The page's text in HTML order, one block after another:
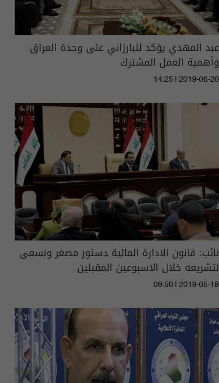
عبد المهدي يؤكد للبارزاني على وحدة العراق
وأهمية العمل المشترك
14:25 | 2019-06-20
نائب: قانون الادارة المالية دستور مصغر ونسعى
لتشريعه خلال الاسبوعين المقبلين
09:50 | 2019-05-18